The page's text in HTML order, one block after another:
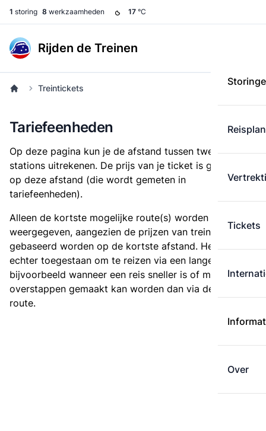
1 storing 8 werkzaamheden 17 °C
Rijden de Treinen
Tickets
Over
Treintickets
Tariefeenheden
Op deze pagina kun je de afstand tussen twee
stations uitrekenen. De prijs van je ticket is gebaseerd
op deze afstand (die wordt gemeten in
tariefeenheden).
Alleen de kortste mogelijke route(s) worden
weergegeven, aangezien de prijzen van treintickets
gebaseerd worden op de kortste afstand. Het is
echter toegestaan om te reizen via een langere route,
bijvoorbeeld wanneer een reis sneller is of met minder
overstappen gemaakt kan worden dan via de kortste
route.